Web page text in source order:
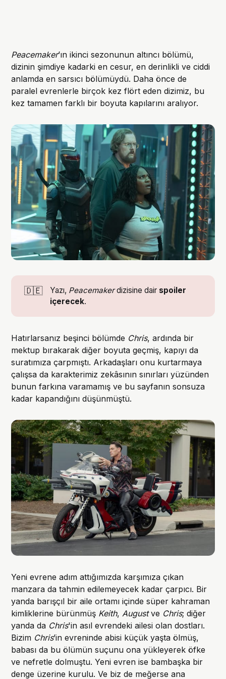
Peacemaker’ın ikinci sezonunun altıncı bölümü,
dizinin şimdiye kadarki en cesur, en derinlikli ve ciddi
anlamda en sarsıcı bölümüydü. Daha önce de
paralel evrenlerle birçok kez flört eden dizimiz, bu
kez tamamen farklı bir boyuta kapılarını aralıyor.
🇩🇪 Yazı, Peacemakerdizisine dair spoiler
içerecek.
Hatırlarsanız beşinci bölümde Chris, ardında bir
mektup bırakarak diğer boyuta geçmiş, kapıyı da
suratımıza çarpmıştı. Arkadaşları onu kurtarmaya
çalışsa da karakterimiz zekâsının sınırları yüzünden
bunun farkına varamamış ve bu sayfanın sonsuza
kadar kapandığını düşünmüştü.
Yeni evrene adım attığımızda karşımıza çıkan
manzara da tahmin edilemeyecek kadar çarpıcı. Bir
yanda barışçıl bir aile ortamı içinde süper kahraman
kimliklerine bürünmüş Keith,Augustve Chris; diğer
yanda da Chris'in asıl evrendeki ailesi olan dostları.
Bizim Chris’in evreninde abisi küçük yaşta ölmüş,
babası da bu ölümün suçunu ona yükleyerek öfke
ve nefretle dolmuştu. Yeni evren ise bambaşka bir
denge üzerine kurulu. Ve biz de meğerse ana